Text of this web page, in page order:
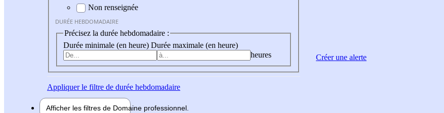
Non renseignée
DURÉE HEBDOMADAIRE
Précisez la durée hebdomadaire :
Durée minimale (en heure) Durée maximale (en heure)
heures
Appliquerle filtre de durée hebdomadaire
Afficher les filtres de Domaine professionnel
Créer une alerte